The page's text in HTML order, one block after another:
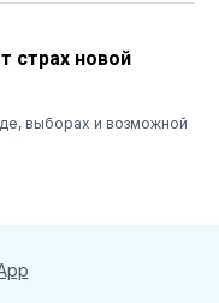
страх новой
выборах и возможной